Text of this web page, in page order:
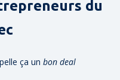
du
ça un bon deal